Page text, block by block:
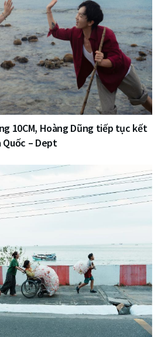
10CM, Hoàng Dũng tiếp tục kết
Quốc – Dept